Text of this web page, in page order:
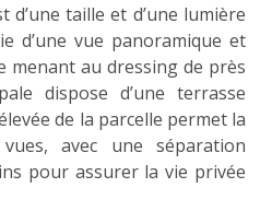
taille et d’une lumière
d’une vue panoramique et
menant au dressing de près
dispose d’une terrasse
de la parcelle permet la
avec une séparation
pour assurer la vie privée